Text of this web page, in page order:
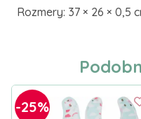
Rozmery: 37 × 26 × 0,5
-25%